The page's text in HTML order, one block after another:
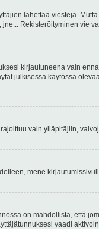
lähettää viestejä.
Rekisteröityminen vie
kirjautuneena vain
julkisessa käytössä
vain ylläpitäjiin,
mene
on mahdollista, että
vaadi